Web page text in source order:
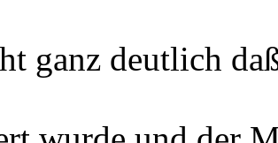
ganz deutlich